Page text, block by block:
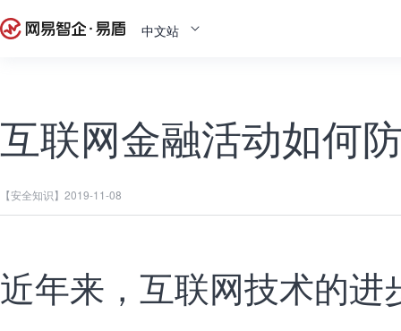
中文站
互联网金融活动如何
【安全知识】 2019-11-08
近年来，互联网技术的进